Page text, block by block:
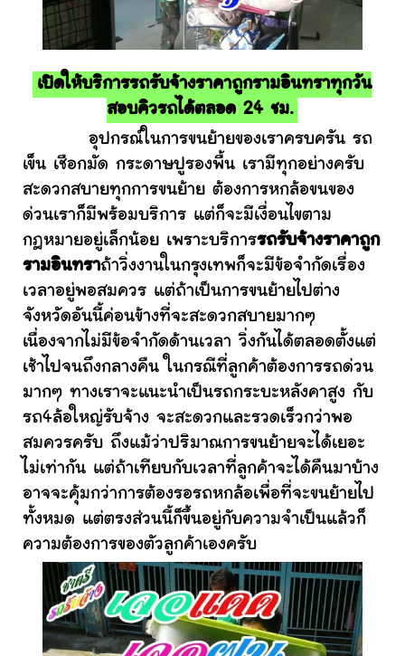
เปิดให้บริการรถรับจ้างราคาถูกรามอินทราทุกวัน
สอบคิวรถได้ตลอด 24 ชม.
อุปกรณ์ในการขนย้ายของเราครบครัน รถ
เข็น เชือกมัด กระดาษปูรองพื้น เรามีทุกอย่างครับ
สะดวกสบายทุกการขนย้าย ต้องการหกล้อขนของ
ด่วนเราก็มีพร้อมบริการ แต่ก็จะมีเงื่อนไขตาม
กฎหมายอยู่เล็กน้อย เพราะบริการรถรับจ้างราคาถูก
รามอินทราถ้าวิ่งงานในกรุงเทพก็จะมีข้อจำกัดเรื่อง
เวลาอยู่พอสมควร แต่ถ้าเป็นการขนย้ายไปต่าง
จังหวัดอันนี้ค่อนข้างที่จะสะดวกสบายมากๆ
เนื่องจากไม่มีข้อจำกัดด้านเวลา วิ่งกันได้ตลอดตั้งแต่
เช้าไปจนถึงกลางคืน ในกรณีที่ลูกค้าต้องการรถด่วน
มากๆ ทางเราจะแนะนำเป็นรถกระบะหลังคาสูง กับ
รถ4ล้อใหญ่รับจ้าง จะสะดวกและรวดเร็วกว่าพอ
สมควรครับ ถึงแม้ว่าปริมาณการขนย้ายจะได้เยอะ
ไม่เท่ากัน แต่ถ้าเทียบกับเวลาที่ลูกค้าจะได้คืนมาบ้าง
อาจจะคุ้มกว่าการต้องรอรถหกล้อเพื่อที่จะขนย้ายไป
ทั้งหมด แต่ตรงส่วนนี้ก็ขึ้นอยู่กับความจำเป็นแล้วก็
ความต้องการของตัวลูกค้าเองครับ